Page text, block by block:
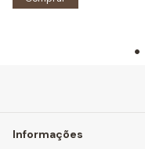
Informações